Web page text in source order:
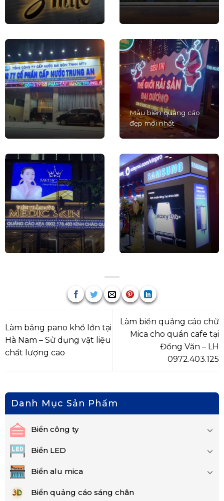
Mẫu biển quảng cáo
đẹp mới nhất
Làm bảng pano khổ lớn tại
Hà Nam – Sử dụng vật liệu
chất lượng cao
Làm biển quảng cáo chữ
Mica cho quán cafe tại
Đồng Văn – LH
0972.403.125
Danh Mục Sản Phẩm
Biển công ty
Biển LED
Biển alu mica
Biển quảng cáo sáng chân